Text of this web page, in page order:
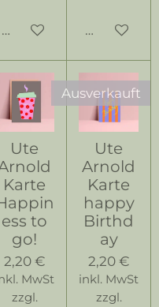
In den Warenkorb
In den
Ute
Karte
ess to
go!
2,20 €
MwSt
zzgl.
Ausverkauft
Ute
Arnold
Karte
happy
Birthd
ay
2,20 €
inkl. MwSt
zzgl.